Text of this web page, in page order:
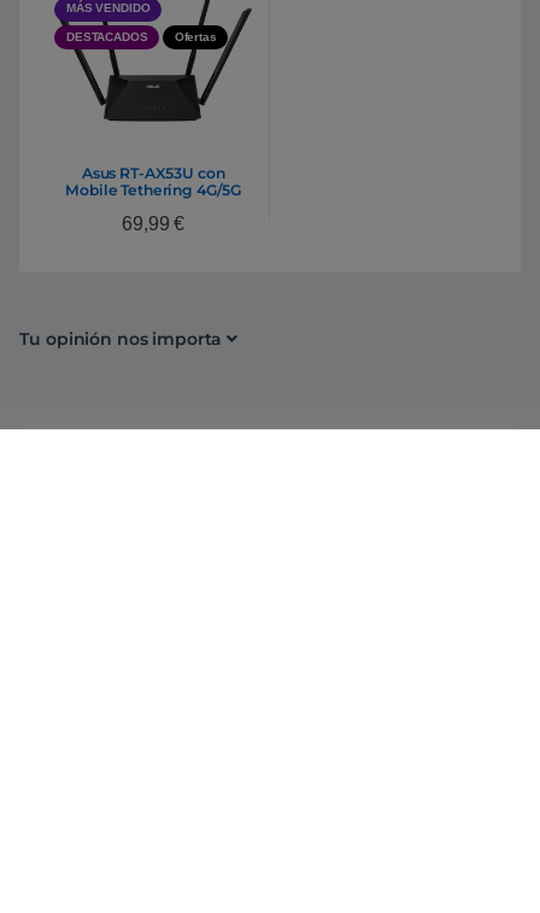
MÁS VENDIDO
DESTACADOS Ofertas
Asus RT-AX53U con
Mobile Tethering 4G/5G
Extensible AX1800
69,99€
Tu opinión nos importa